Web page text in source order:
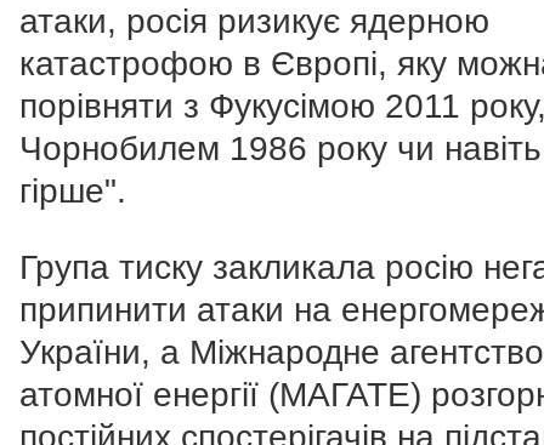
атаки, росія ризикує ядерною
катастрофою в Європі, яку
порівняти з Фукусімою 2011
Чорнобилем 1986 року чи навіть
гірше".
Група тиску закликала росію
припинити атаки на
України, а Міжнародне
атомної енергії (МАГАТЕ)